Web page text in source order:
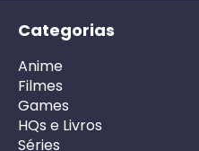
Categorias
Anime
Filmes
Games
HQs e Livros
Séries